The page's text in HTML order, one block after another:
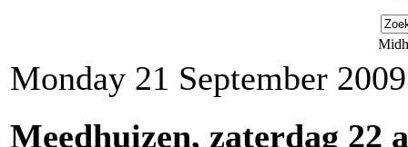
Monday 21 September 2009
Meedhuizen, zaterdag 22